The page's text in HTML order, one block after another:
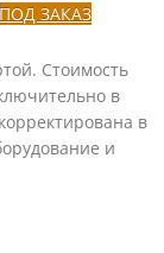
ПОД ЗАКАЗ
Стоимость
в
в
и